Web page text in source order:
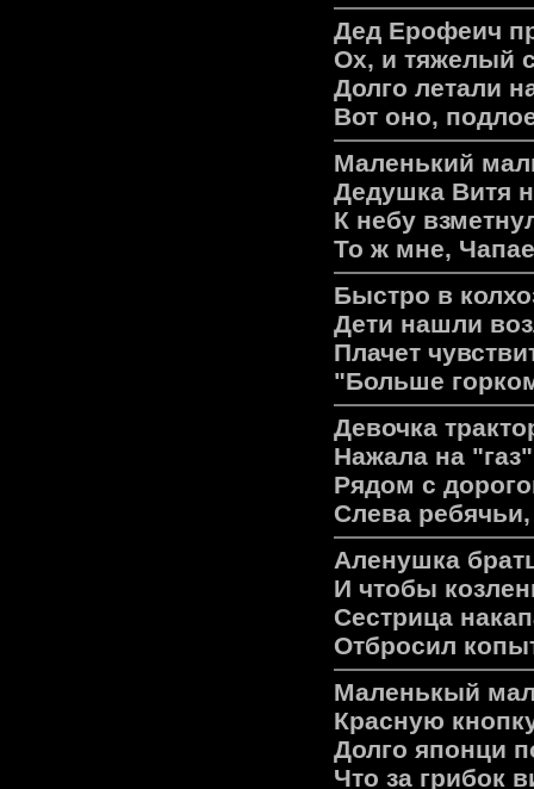
Дед Ерофеич
Ох, и тяжелый
Долго летали
Вот оно,
Маленький
Дедушка Витя
К небу
То ж мне,
Быстро в
Дети нашли
Плачет
"Больше
Девочка
Нажала на
Рядом с
Слева
Аленушка
И чтобы
Сестрица
Отбросил
Мaленькый
Крaсную
Долго японци
Что зa грибок